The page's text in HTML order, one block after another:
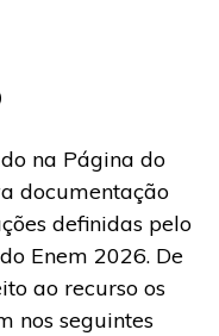
na Página do
documentação
definidas pelo
Enem 2026. De
ao recurso os
nos seguintes